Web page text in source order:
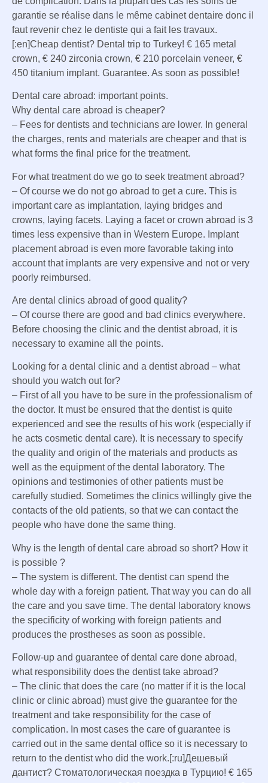
garantie se réalise dans le même cabinet dentaire donc il
faut revenir chez le dentiste qui a fait les travaux.
[:en]Cheap dentist? Dental trip to Turkey! € 165 metal
crown, € 240 zirconia crown, € 210 porcelain veneer, €
450 titanium implant. Guarantee. As soon as possible!
Dental care abroad: important points.
Why dental care abroad is cheaper?
– Fees for dentists and technicians are lower. In general
the charges, rents and materials are cheaper and that is
what forms the final price for the treatment.
For what treatment do we go to seek treatment abroad?
– Of course we do not go abroad to get a cure. This is
important care as implantation, laying bridges and
crowns, laying facets. Laying a facet or crown abroad is 3
times less expensive than in Western Europe. Implant
placement abroad is even more favorable taking into
account that implants are very expensive and not or very
poorly reimbursed.
Are dental clinics abroad of good quality?
– Of course there are good and bad clinics everywhere.
Before choosing the clinic and the dentist abroad, it is
necessary to examine all the points.
Looking for a dental clinic and a dentist abroad – what
should you watch out for?
– First of all you have to be sure in the professionalism of
the doctor. It must be ensured that the dentist is quite
experienced and see the results of his work (especially if
he acts cosmetic dental care). It is necessary to specify
the quality and origin of the materials and products as
well as the equipment of the dental laboratory. The
opinions and testimonies of other patients must be
carefully studied. Sometimes the clinics willingly give the
contacts of the old patients, so that we can contact the
people who have done the same thing.
Why is the length of dental care abroad so short? How it
is possible ?
– The system is different. The dentist can spend the
whole day with a foreign patient. That way you can do all
the care and you save time. The dental laboratory knows
the specificity of working with foreign patients and
produces the prostheses as soon as possible.
Follow-up and guarantee of dental care done abroad,
what responsibility does the dentist take abroad?
– The clinic that does the care (no matter if it is the local
clinic or clinic abroad) must give the guarantee for the
treatment and take responsibility for the case of
complication. In most cases the care of guarantee is
carried out in the same dental office so it is necessary to
return to the dentist who did the work.[:ru]Дешевый
дантист? Стоматологическая поездка в Турцию! € 165